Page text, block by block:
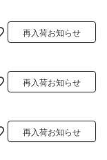
再入荷お知らせ
再入荷お知らせ
再入荷お知らせ